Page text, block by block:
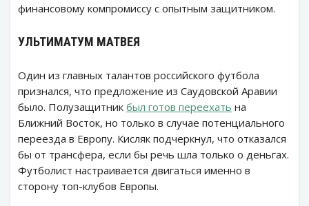
финансовому компромиссу с опытным защитником.
УЛЬТИМАТУМ МАТВЕЯ
Один из главных талантов российского футбола
признался, что предложение из Саудовской Аравии
было. Полузащитник был готов переехать на
Ближний Восток, но только в случае потенциального
переезда в Европу. Кисляк подчеркнул, что отказался
бы от трансфера, если бы речь шла только о деньгах.
Футболист настраивается двигаться именно в
сторону топ-клубов Европы.